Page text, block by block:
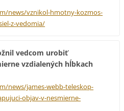
news/vznikol-hmotny-kozmos-
z-vedomia/
vedcom urobiť
vzdialených hĺbkach
news/james-webb-teleskop-
objav-v-nesmierne-